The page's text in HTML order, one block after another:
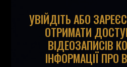
УВІЙДІТЬ АБО
ОТРИМАТИ
ВІДЕОЗАПИСІВ
ІНФОРМАЦІЇ ПРО